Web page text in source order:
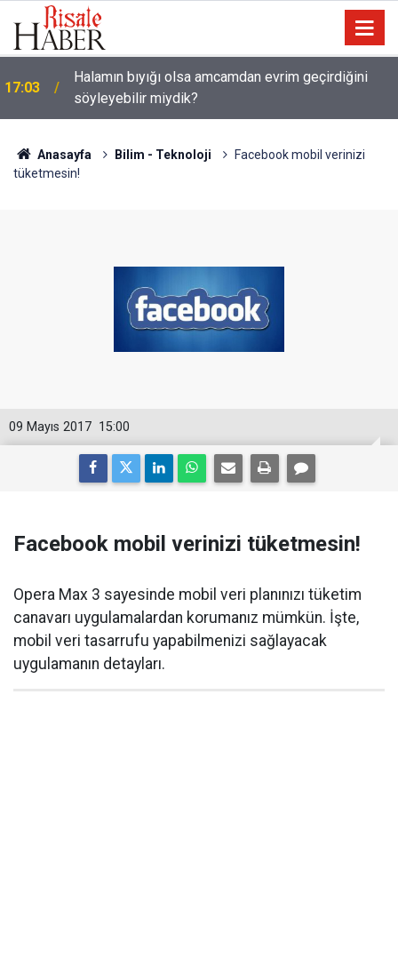
17:03
Halamın bıyığı olsa amcamdan evrim geçirdiğini
söyleyebilir miydik?
16:05
Güneş Tutulması 12 Ağustos'ta: Türkiye'den
görülecek mi?
Anasayfa Bilim - Teknoloji
Facebook mobil verinizi
tüketmesin!
15:00
09 Mayıs 2017
Facebook mobil verinizi tüketmesin!
Opera Max 3 sayesinde mobil veri planınızı tüketim
canavarı uygulamalardan korumanız mümkün. İşte,
mobil veri tasarrufu yapabilmenizi sağlayacak
uygulamanın detayları.